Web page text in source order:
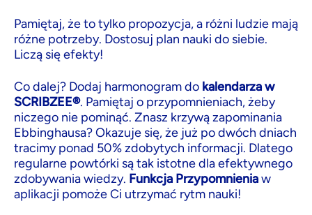
Pamiętaj, że to tylko propozycja, a różni ludzie mają
różne potrzeby. Dostosuj plan nauki do siebie.
Liczą się efekty!
Co dalej? Dodaj harmonogram do kalendarza w
SCRIBZEE®. Pamiętaj o przypomnieniach, żeby
niczego nie pominąć. Znasz krzywą zapominania
Ebbinghausa? Okazuje się, że już po dwóch dniach
tracimy ponad 50% zdobytych informacji. Dlatego
regularne powtórki są tak istotne dla efektywnego
zdobywania wiedzy. Funkcja Przypomnieniaw
aplikacji pomoże Ci utrzymać rytm nauki!